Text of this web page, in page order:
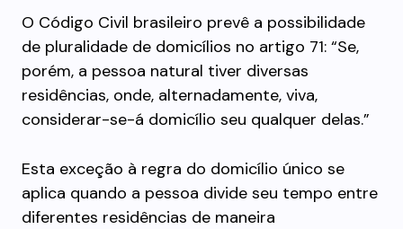
O Código Civil brasileiro prevê a possibilidade
de pluralidade de domicílios no artigo 71: “Se,
porém, a pessoa natural tiver diversas
residências, onde, alternadamente, viva,
considerar-se-á domicílio seu qualquer delas.”
Esta exceção à regra do domicílio único se
aplica quando a pessoa divide seu tempo entre
diferentes residências de maneira